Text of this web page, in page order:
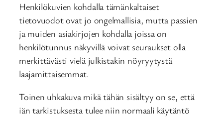
Henkilökuvien kohdalla tämänkaltaiset
tietovuodot ovat jo ongelmallisia, mutta passien
ja muiden asiakirjojen kohdalla joissa on
henkilötunnus näkyvillä voivat seuraukset olla
merkittävästi vielä julkistakin nöyryytystä
laajamittaisemmat.
Toinen uhkakuva mikä tähän sisältyy on se, että
iän tarkistuksesta tulee niin normaali käytäntö